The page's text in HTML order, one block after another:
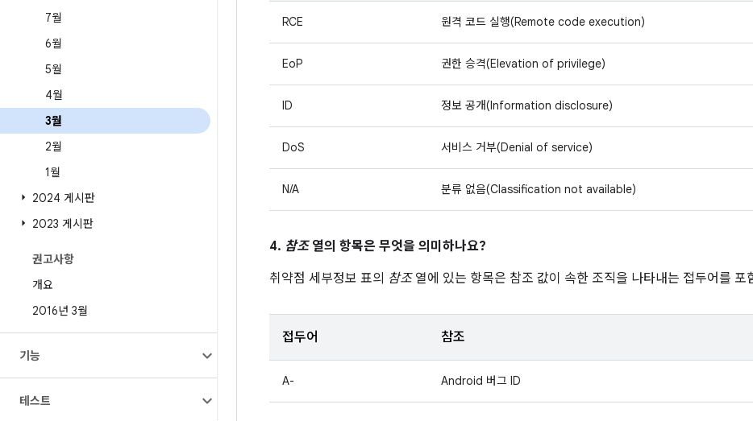
7월
6월
5월
4월
3월
2월
1월
2024 게시판
2023 게시판
권고사항
개요
2016년 3월
기능
테스트
RCE 원격 코드 실행(Remote code execution)
EoP 권한 승격(Elevation of privilege)
ID 정보 공개(Information disclosure)
DoS 서비스 거부(Denial of service)
N/A 분류 없음(Classification not available)
4. 참조열의 항목은 무엇을 의미하나요?
취약점 세부정보 표의 참조열에 있는 항목은 참조 값이 속한 조직을 나타내는 접두어를 포
접두어 참조
A- Android 버그 ID